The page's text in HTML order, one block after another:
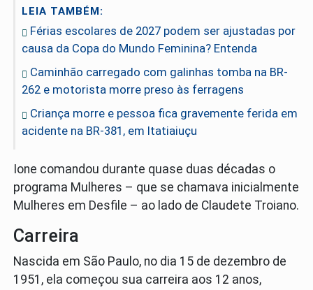
LEIA TAMBÉM:
Férias escolares de 2027 podem ser ajustadas por
causa da Copa do Mundo Feminina? Entenda
Caminhão carregado com galinhas tomba na BR-
262 e motorista morre preso às ferragens
Criança morre e pessoa fica gravemente ferida em
acidente na BR-381, em Itatiaiuçu
Ione comandou durante quase duas décadas o
programa Mulheres – que se chamava inicialmente
Mulheres em Desfile – ao lado de Claudete Troiano.
Carreira
Nascida em São Paulo, no dia 15 de dezembro de
1951, ela começou sua carreira aos 12 anos,